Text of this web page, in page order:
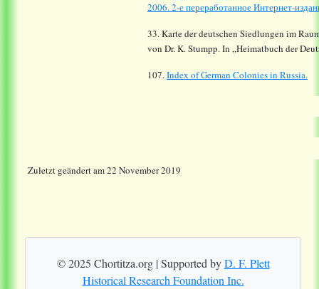
2006. 2-е переработанное Интернет-
33. Karte der deutschen Siedlungen im
von Dr. K. Stumpp. In „Heimatbuch der
107.Index of German Colonies in Russia.
Zuletzt geändert am 22 November 2019
© 2025 Chortitza.org | Supported byD. F. Plett
Historical Research Foundation Inc.